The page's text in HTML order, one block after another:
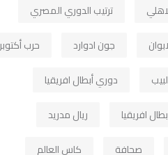
ترتيب الدوري المصري
جون ادوارد
حرب أكتوبر
دوري أبطال افريقيا
افريقيا
ريال مدريد
صحافة
كاس العالم